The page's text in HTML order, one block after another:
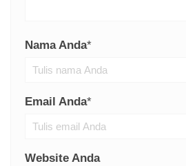
Nama Anda*
Email Anda*
Website Anda